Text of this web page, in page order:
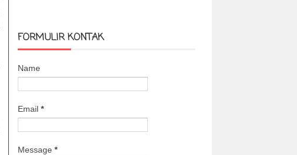
FORMULIR KONTAK
Name
Email *
Message *